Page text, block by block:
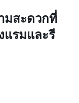
มสะดวกที่
แรมและรี